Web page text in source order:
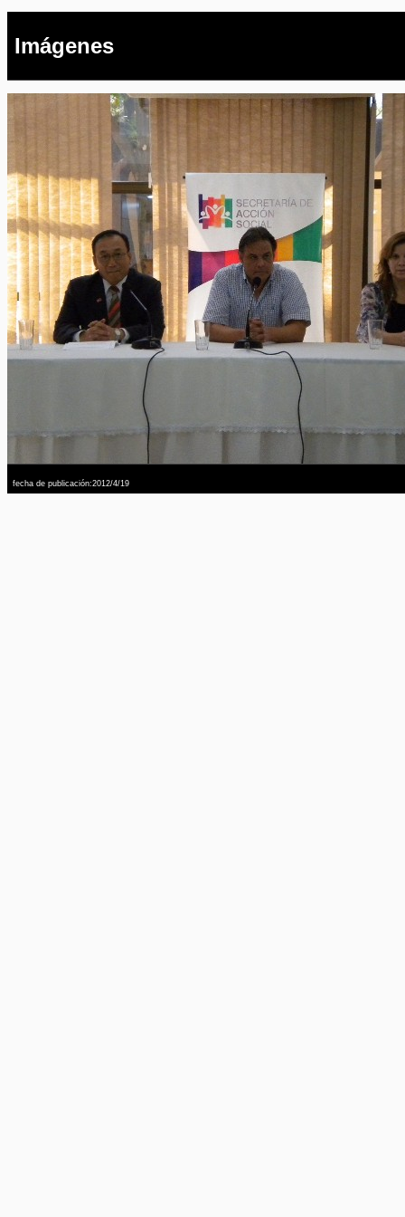
Imágenes
fecha de publicación:2012/4/19